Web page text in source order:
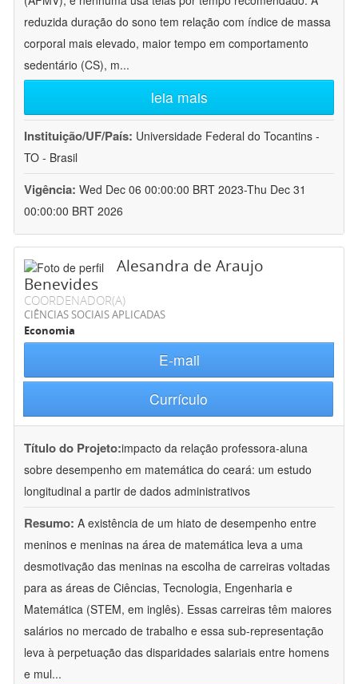
reduzida duração do sono tem relação com índice de massa
corporal mais elevado, maior tempo em comportamento
sedentário (CS), m...
leia mais
Instituição/UF/País: Universidade Federal do Tocantins -
TO - Brasil
Vigência: Wed Dec 06 00:00:00 BRT 2023-Thu Dec 31
00:00:00 BRT 2026
Alesandra de Araujo
Benevides
COORDENADOR(A)
CIÊNCIAS SOCIAIS APLICADAS
Economia
E-mail
Currículo
Título do Projeto:impacto da relação professora-aluna
sobre desempenho em matemática do ceará: um estudo
longitudinal a partir de dados administrativos
Resumo: A existência de um hiato de desempenho entre
meninos e meninas na área de matemática leva a uma
desmotivação das meninas na escolha de carreiras voltadas
para as áreas de Ciências, Tecnologia, Engenharia e
Matemática (STEM, em inglês). Essas carreiras têm maiores
salários no mercado de trabalho e essa sub-representação
leva à perpetuação das disparidades salariais entre homens
e mul...